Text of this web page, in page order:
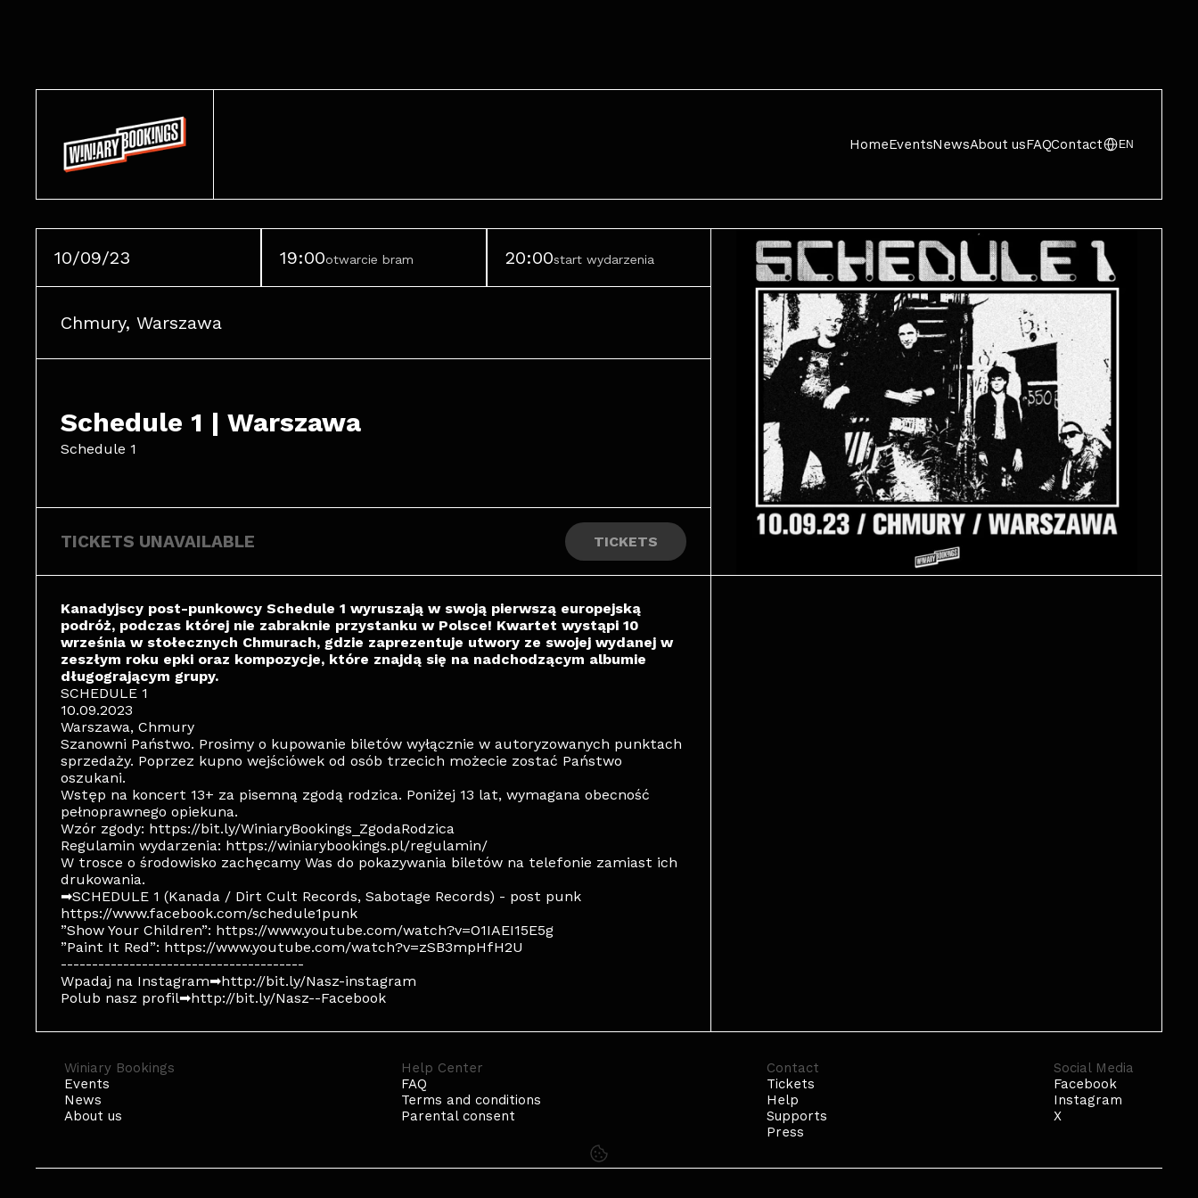
HomeEventsNewsAbout usFAQContact EN
10/09/23 19:00otwarcie bram 20:00start wydarzenia
Chmury, Warszawa
Schedule 1 | Warszawa
Schedule 1
TICKETS UNAVAILABLE TICKETS
Kanadyjscy post-punkowcy Schedule 1 wyruszają w swoją pierwszą europejską
podróż, podczas której nie zabraknie przystanku w Polsce! Kwartet wystąpi 10
września w stołecznych Chmurach, gdzie zaprezentuje utwory ze swojej wydanej w
zeszłym roku epki oraz kompozycje, które znajdą się na nadchodzącym albumie
długogrającym grupy.
SCHEDULE 1
10.09.2023
Warszawa, Chmury
Szanowni Państwo. Prosimy o kupowanie biletów wyłącznie w autoryzowanych punktach
sprzedaży. Poprzez kupno wejściówek od osób trzecich możecie zostać Państwo
oszukani.
Wstęp na koncert 13+ za pisemną zgodą rodzica. Poniżej 13 lat, wymagana obecność
pełnoprawnego opiekuna.
Wzór zgody: https://bit.ly/WiniaryBookings_ZgodaRodzica
Regulamin wydarzenia: https://winiarybookings.pl/regulamin/
W trosce o środowisko zachęcamy Was do pokazywania biletów na telefonie zamiast ich
drukowania.
➡SCHEDULE 1 (Kanada / Dirt Cult Records, Sabotage Records) - post punk
https://www.facebook.com/schedule1punk
”Show Your Children”: https://www.youtube.com/watch?v=O1IAEI15E5g
”Paint It Red”: https://www.youtube.com/watch?v=zSB3mpHfH2U
---------------------------------------
Wpadaj na Instagram➡http://bit.ly/Nasz-instagram
Polub nasz profil➡http://bit.ly/Nasz--Facebook
Winiary Bookings
Events
News
About us
Help Center
FAQ
Terms and conditions
Parental consent
Contact
Tickets
Help
Supports
Press
Social Media
Facebook
Instagram
X